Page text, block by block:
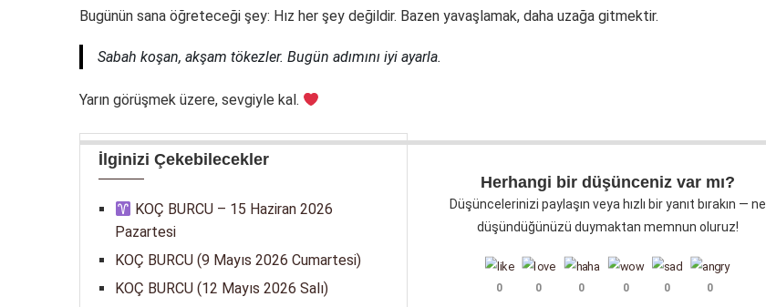
Bugünün sana öğreteceği şey: Hız her şey değildir. Bazen yavaşlamak, daha uzağa gitmektir.
Sabah koşan, akşam tökezler. Bugün adımını iyi ayarla.
Yarın görüşmek üzere, sevgiyle kal.
İlginizi Çekebilecekler
KOÇ BURCU – 15 Haziran 2026
Pazartesi
KOÇ BURCU (9 Mayıs 2026 Cumartesi)
KOÇ BURCU (12 Mayıs 2026 Salı)
Herhangi bir düşünceniz var mı?
Düşüncelerinizi paylaşın veya hızlı bir yanıt bırakın — ne
düşündüğünüzü duymaktan memnun oluruz!
0 0 0 0 0 0